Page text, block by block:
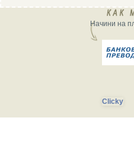
Начини на
Clicky